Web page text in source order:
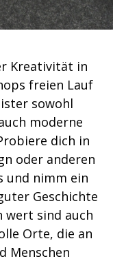
Kreativität in
freien Lauf
sowohl
moderne
dich in
oder anderen
und nimm ein
Geschichte
wert sind auch
Orte, die an
Menschen